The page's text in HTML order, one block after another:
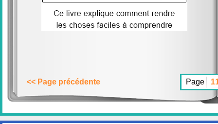
<< Page précédente Page